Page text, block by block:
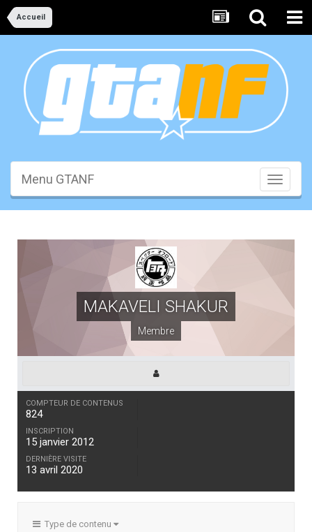
Accueil
Toggle
Menu GTANF
MAKAVELI SHAKUR
Membre
COMPTEUR DE CONTENUS
824
INSCRIPTION
15 janvier 2012
DERNIÈRE VISITE
13 avril 2020
Type de contenu